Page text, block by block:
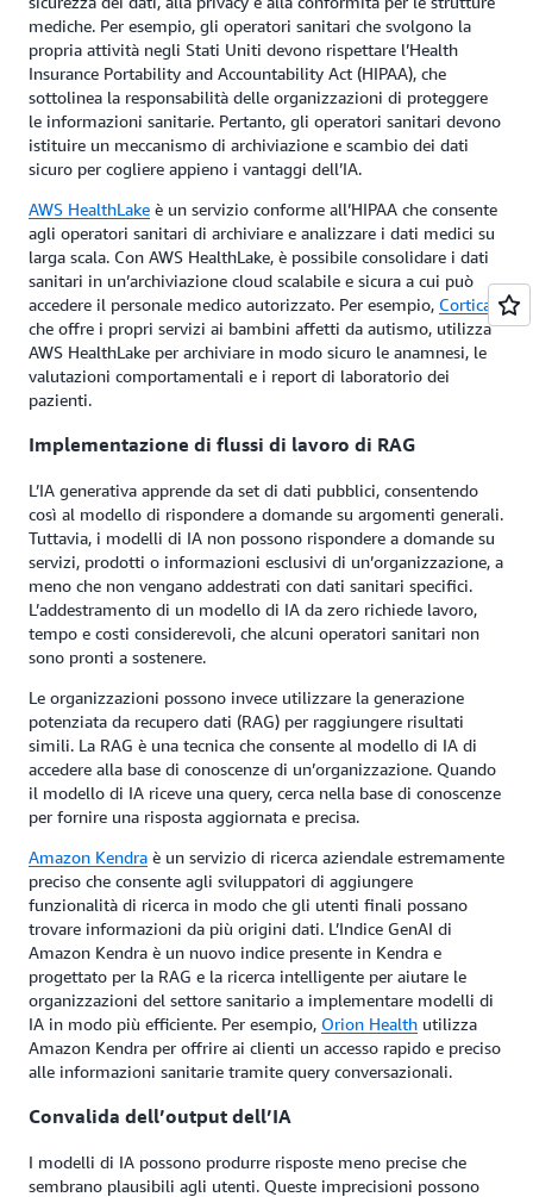
mediche. Per esempio, gli operatori sanitari che svolgono la
propria attività negli Stati Uniti devono rispettare l’Health
Insurance Portability and Accountability Act (HIPAA), che
sottolinea la responsabilità delle organizzazioni di proteggere
le informazioni sanitarie. Pertanto, gli operatori sanitari devono
istituire un meccanismo di archiviazione e scambio dei dati
sicuro per cogliere appieno i vantaggi dell’IA.
AWS HealthLake è un servizio conforme all’HIPAA che consente
agli operatori sanitari di archiviare e analizzare i dati medici su
larga scala. Con AWS HealthLake, è possibile consolidare i dati
sanitari in un’archiviazione cloud scalabile e sicura a cui può
accedere il personale medico autorizzato. Per esempio, Cortica
che offre i propri servizi ai bambini affetti da autismo, utilizza
AWS HealthLake per archiviare in modo sicuro le anamnesi, le
valutazioni comportamentali e i report di laboratorio dei
pazienti.
Implementazione di flussi di lavoro di RAG
L’IA generativa apprende da set di dati pubblici, consentendo
così al modello di rispondere a domande su argomenti generali.
Tuttavia, i modelli di IA non possono rispondere a domande su
servizi, prodotti o informazioni esclusivi di un’organizzazione, a
meno che non vengano addestrati con dati sanitari specifici.
L’addestramento di un modello di IA da zero richiede lavoro,
tempo e costi considerevoli, che alcuni operatori sanitari non
sono pronti a sostenere.
Le organizzazioni possono invece utilizzare la generazione
potenziata da recupero dati (RAG) per raggiungere risultati
simili. La RAG è una tecnica che consente al modello di IA di
accedere alla base di conoscenze di un’organizzazione. Quando
il modello di IA riceve una query, cerca nella base di conoscenze
per fornire una risposta aggiornata e precisa.
Amazon Kendra è un servizio di ricerca aziendale estremamente
preciso che consente agli sviluppatori di aggiungere
funzionalità di ricerca in modo che gli utenti finali possano
trovare informazioni da più origini dati. L’Indice GenAI di
Amazon Kendra è un nuovo indice presente in Kendra e
progettato per la RAG e la ricerca intelligente per aiutare le
organizzazioni del settore sanitario a implementare modelli di
IA in modo più efficiente. Per esempio, Orion Health utilizza
Amazon Kendra per offrire ai clienti un accesso rapido e preciso
alle informazioni sanitarie tramite query conversazionali.
Convalida dell’output dell’IA
I modelli di IA possono produrre risposte meno precise che
sembrano plausibili agli utenti. Queste imprecisioni possono